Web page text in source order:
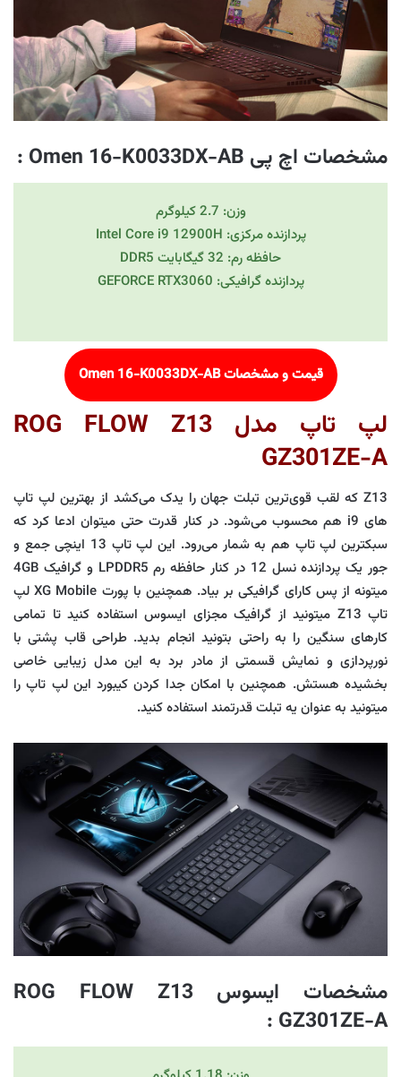
مشخصات اچ پی Omen 16-K0033DX-AB :
وزن: 2.7 کیلوگرم
پردازنده مرکزی: Intel Core i9 12900H
حافظه رم: 32 گیگابایت DDR5
پردازنده گرافیکی: GEFORCE RTX3060
قیمت و مشخصات Omen 16-K0033DX-AB
لپ تاپ مدل ROG FLOW Z13
GZ301ZE-A
Z13 که لقب قوی‌ترین تبلت جهان را یدک می‌کشد از بهترین لپ تاپ
های i9 هم محسوب می‌شود. در کنار قدرت حتی میتوان ادعا کرد که
سبکترین لپ تاپ هم به شمار می‌رود. این لپ تاپ 13 اینچی جمع و
جور یک پردازنده نسل 12 در کنار حافظه رم LPDDR5 و گرافیک 4GB
میتونه از پس کارای گرافیکی بر بیاد. همچنین با پورت XG Mobile لپ
تاپ Z13 میتونید از گرافیک مجزای ایسوس استفاده کنید تا تمامی
کارهای سنگین را به راحتی بتونید انجام بدید. طراحی قاب پشتی با
نورپردازی و نمایش قسمتی از مادر برد به این مدل زیبایی خاصی
بخشیده هستش. همچنین با امکان جدا کردن کیبورد این لپ تاپ را
میتونید به عنوان یه تبلت قدرتمند استفاده کنید.
مشخصات ایسوس ROG FLOW Z13
GZ301ZE-A
: